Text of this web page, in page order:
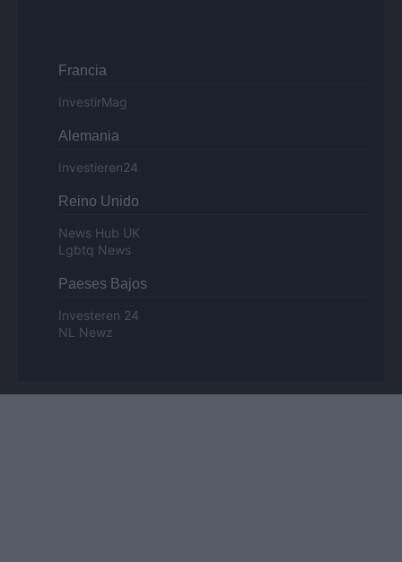
Francia
InvestirMag
Alemania
Investieren24
Reino Unido
News Hub UK
Lgbtq News
Paeses Bajos
Investeren 24
NL Newz